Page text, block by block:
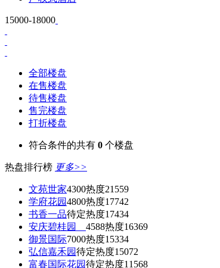
15000-18000
全部楼盘
在售楼盘
待售楼盘
售完楼盘
打折楼盘
符合条件的共有 0 个楼盘
热盘排行榜 更多>>
文苑世家4300热度21559
学府花园4800热度17742
书香一品待定热度17434
安庆碧桂园 4588热度16369
御景国际7000热度15334
弘信嘉禾园待定热度15072
富春国际花园待定热度11568